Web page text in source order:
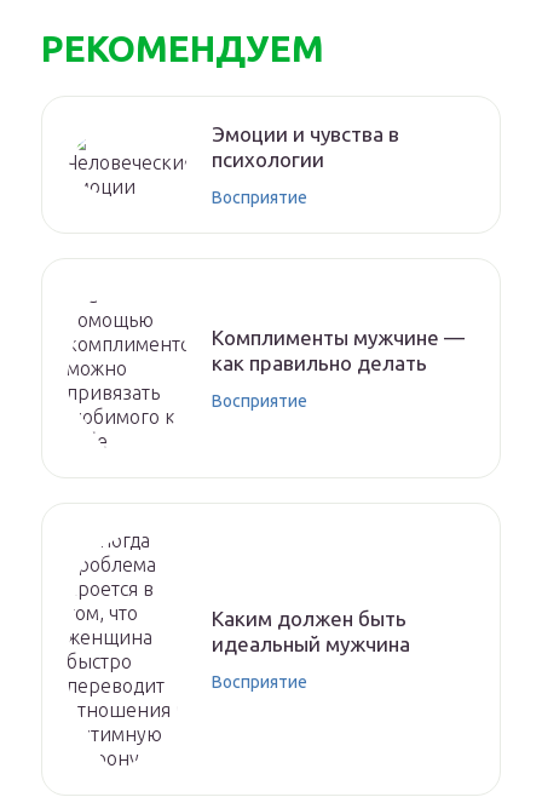
РЕКОМЕНДУЕМ
Эмоции и чувства в
психологии
Восприятие
Комплименты мужчине —
как правильно делать
Восприятие
Каким должен быть
идеальный мужчина
Восприятие